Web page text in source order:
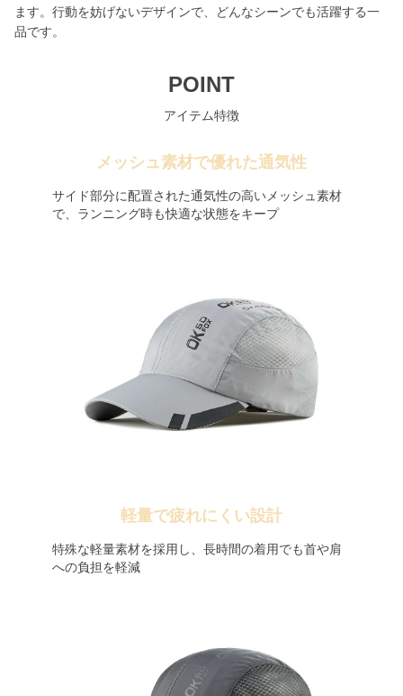
ます。行動を妨げないデザインで、どんなシーンでも活躍する一
品です。
POINT
アイテム特徴
メッシュ素材で優れた通気性
サイド部分に配置された通気性の高いメッシュ素材
で、ランニング時も快適な状態をキープ
軽量で疲れにくい設計
特殊な軽量素材を採用し、長時間の着用でも首や肩
への負担を軽減